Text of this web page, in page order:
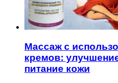
Массаж с
кремов:
питание кожи